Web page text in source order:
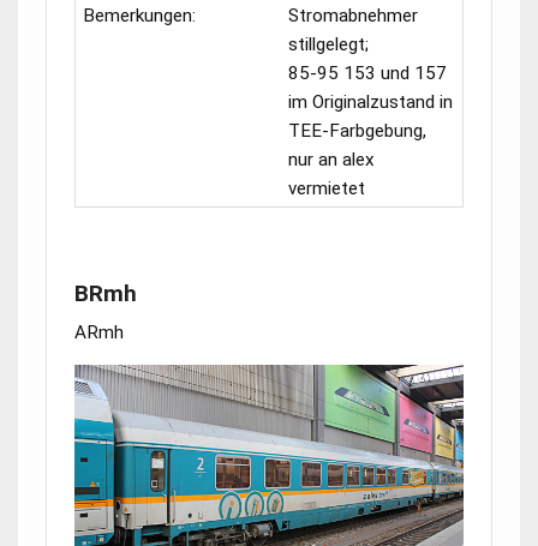
Bemerkungen:
Stromabnehmer
stillgelegt;
85-95 153 und 157
im Originalzustand in
TEE-Farbgebung,
nur an alex
vermietet
BRmh
ARmh